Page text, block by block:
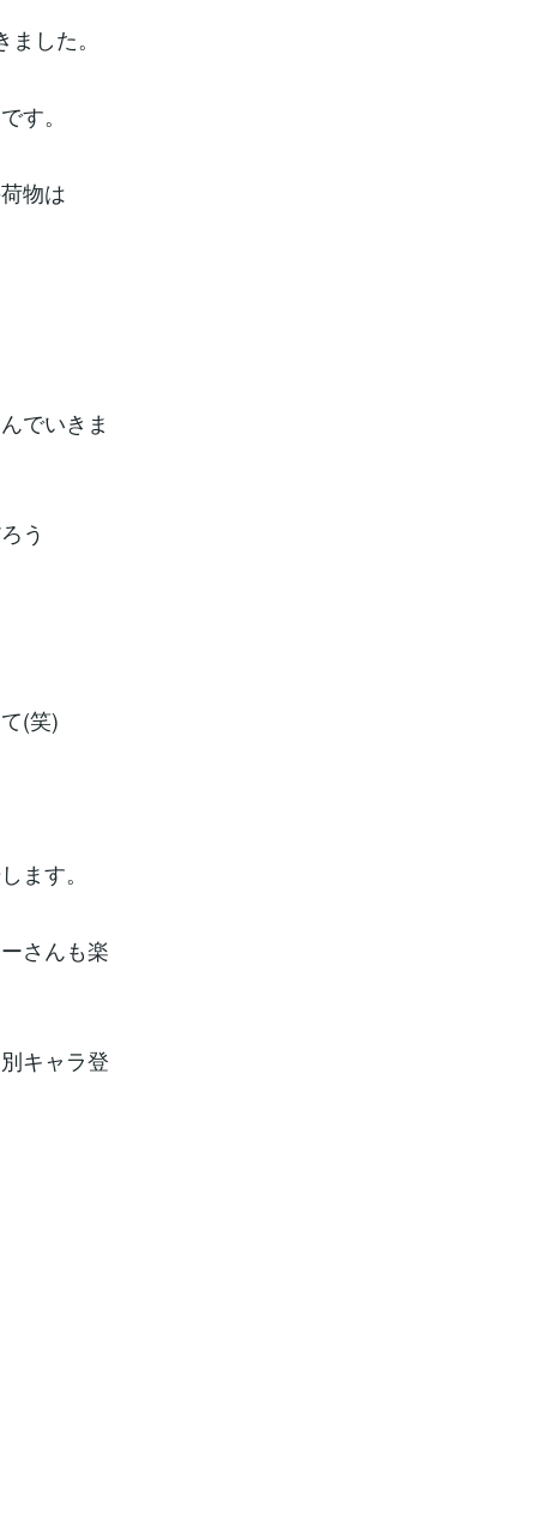
した。
す。
物は
でいきま
う
(笑)
ます。
さんも楽
キャラ登